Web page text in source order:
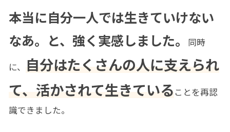
本当に自分一人では生きていけない
なあ。と、強く実感しました。
同時
に、
自分はたくさんの人に支えられ
て、活かされて生きている ことを再認
識できました。